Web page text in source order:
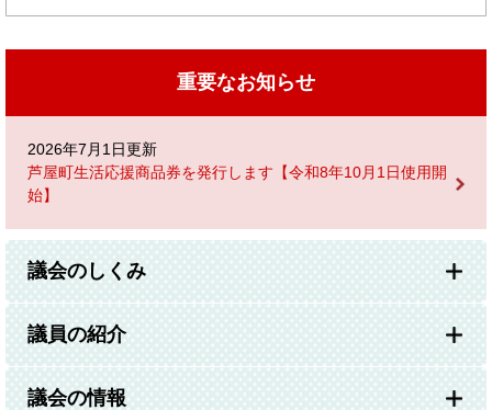
重要なお知らせ
2026年7月1日更新
芦屋町生活応援商品券を発行します【令和8年10月1日使用開
始】
議会のしくみ
議員の紹介
議会の情報